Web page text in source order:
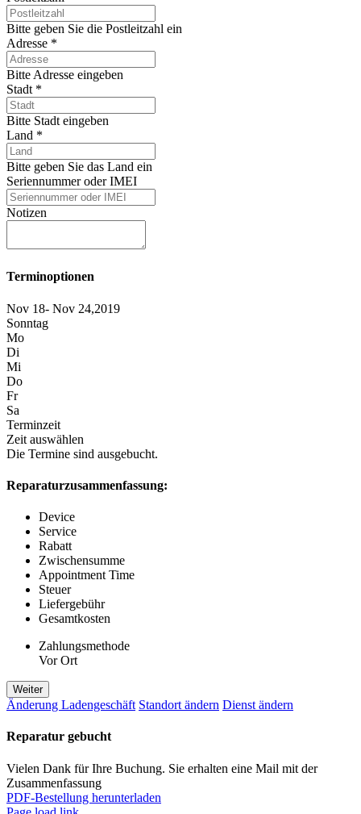
Bitte geben Sie die Postleitzahl ein
Adresse *
Bitte Adresse eingeben
Stadt *
Bitte Stadt eingeben
Land *
Bitte geben Sie das Land ein
Seriennummer oder IMEI
Notizen
Terminoptionen
Nov 18- Nov 24,2019
Sonntag
Mo
Di
Mi
Do
Fr
Sa
Terminzeit
Zeit auswählen
Die Termine sind ausgebucht.
Reparaturzusammenfassung:
Device
Service
Rabatt
Zwischensumme
Appointment Time
Steuer
Liefergebühr
Gesamtkosten
Zahlungsmethode
Vor Ort
Weiter
Änderung Ladengeschäft Standort ändern Dienst ändern
Reparatur gebucht
Vielen Dank für Ihre Buchung. Sie erhalten eine Mail mit der
Zusammenfassung
PDF-Bestellung herunterladen